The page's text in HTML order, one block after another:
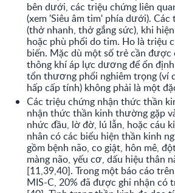
bên dưới, các triệu chứng liên
(xem 'Siêu âm tim' phía dưới).
(thở nhanh, thở gắng sức), khi
hoặc phù phổi do tim. Ho là triệu
biến. Mặc dù một số trẻ cần được
thông khí áp lực dương để ổn
tổn thương phổi nghiêm trọng (ví
hấp cấp tính) không phải là một
Các triệu chứng nhận thức thần
nhận thức thần kinh thường gặp
nhức đầu, lờ đờ, lú lẫn, hoặc cáu
nhân có các biểu hiện thần kinh
gồm bệnh não, co giật, hôn mê,
màng não, yếu cơ, dấu hiệu thân
[11,39,40]. Trong một báo cáo
MIS-C, 20% đã được ghi nhận có